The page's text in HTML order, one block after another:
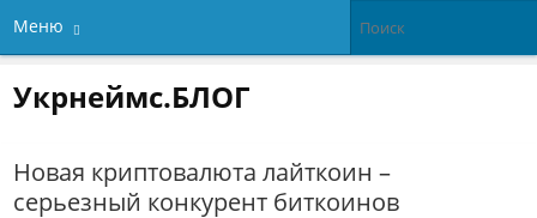
Меню
Укрнеймс.БЛОГ
Новая криптовалюта лайткоин –
серьезный конкурент биткоинов